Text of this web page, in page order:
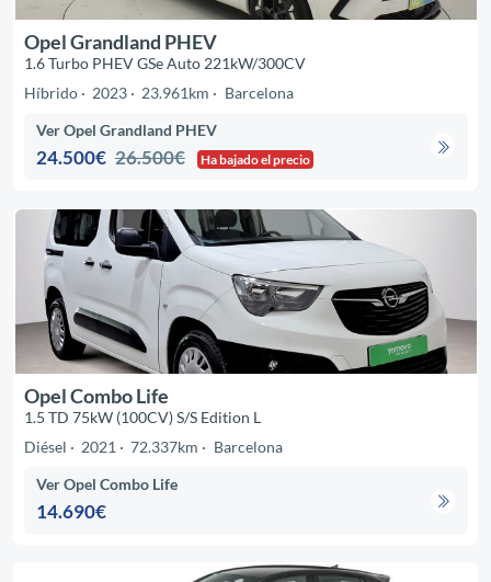
Opel Grandland PHEV
1.6 Turbo PHEV GSe Auto 221kW/300CV
Híbrido
2023 23.961km Barcelona
Ver Opel Grandland PHEV
24.500€ 26.500€ Ha bajado el precio
Opel Combo Life
1.5 TD 75kW (100CV) S/S Edition L
Diésel
2021 72.337km Barcelona
Ver Opel Combo Life
14.690€